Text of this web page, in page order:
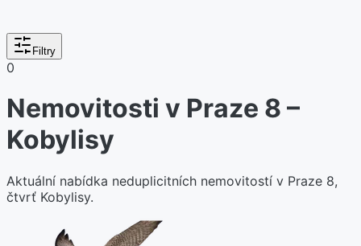
Filtry
0
Nemovitosti v Praze 8 –
Kobylisy
Aktuální nabídka neduplicitních nemovitostí v Praze 8,
čtvrť Kobylisy.